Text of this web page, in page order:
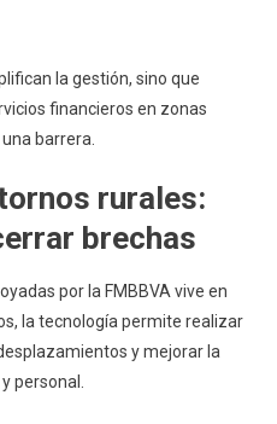
la gestión, sino que
financieros en zonas
barrera.
rurales:
brechas
por la FMBBVA vive en
la tecnología permite realizar
y mejorar la
personal.